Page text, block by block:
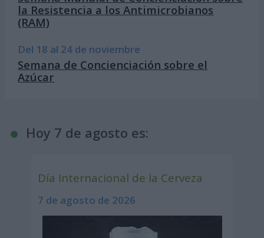
la Resistencia a los Antimicrobianos
(RAM)
Del 18 al 24 de noviembre
Semana de Concienciación sobre el
Azúcar
Hoy 7 de agosto es:
Día Internacional de la Cerveza
7 de agosto de 2026